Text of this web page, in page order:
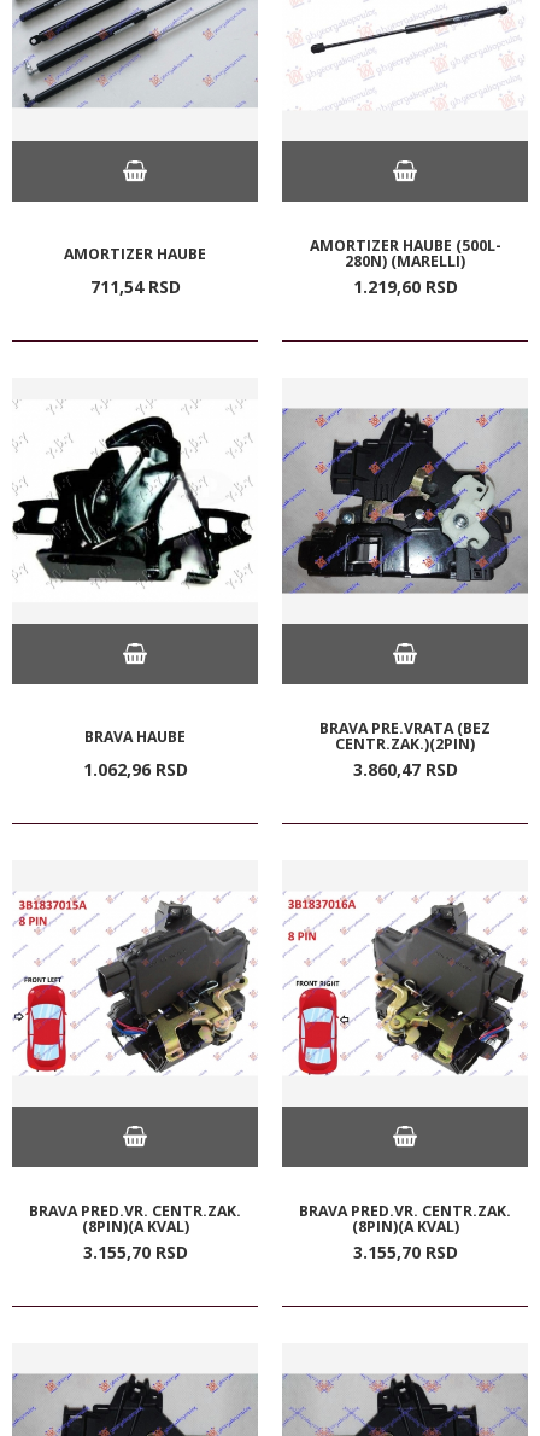
AMORTIZER HAUBE
711,54 RSD
AMORTIZER HAUBE (500L-
280N) (MARELLI)
1.219,60 RSD
BRAVA HAUBE
1.062,96 RSD
BRAVA PRE.VRATA (BEZ
CENTR.ZAK.)(2PIN)
3.860,47 RSD
BRAVA PRED.VR. CENTR.ZAK.
(8PIN)(A KVAL)
3.155,70 RSD
BRAVA PRED.VR. CENTR.ZAK.
(8PIN)(A KVAL)
3.155,70 RSD